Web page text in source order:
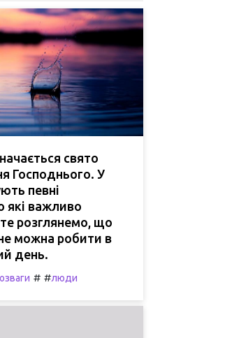
свято
Господнього. У
певні
які важливо
розглянемо, що
можна робити в
день.
# #люди